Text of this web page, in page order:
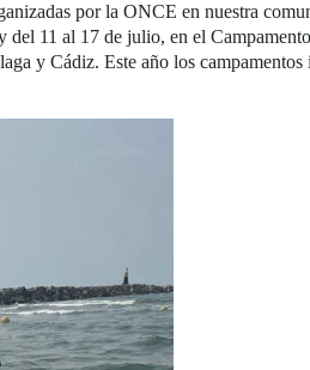
por la ONCE en nuestra
del 11 al 17 de julio, en el Campamento
y Cádiz. Este año los